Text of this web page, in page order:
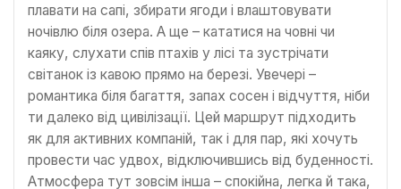
плавати на сапі, збирати ягоди і влаштовувати
ночівлю біля озера. А ще – кататися на човні чи
каяку, слухати спів птахів у лісі та зустрічати
світанок із кавою прямо на березі. Увечері –
романтика біля багаття, запах сосен і відчуття, ніби
ти далеко від цивілізації. Цей маршрут підходить
як для активних компаній, так і для пар, які хочуть
провести час удвох, відключившись від буденності.
Атмосфера тут зовсім інша – спокійна, легка й така,